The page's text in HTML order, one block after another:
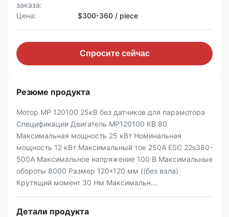
заказа:
Цена: $300-360 / piece
Спросите сейчас
Резюме продукта
Мотор MP 120100 25кВ без датчиков для парамотора
Спецификации Двигатель MP120100 КВ 80
Максимальная мощность 25 кВт Номинальная
мощность 12 кВт Максимальный ток 250А ESC 22s380-
500A Максимальное напряжение 100 В Максимальные
обороты 8000 Размер 120*120 мм ((без вала)
Крутящий момент 30 Нм Максимальн...
Детали продукта